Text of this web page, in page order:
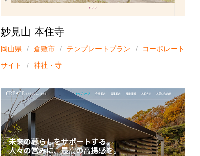
妙見山 本住寺
岡山県 倉敷市 テンプレートプラン
コーポレート
サイト
神社・寺